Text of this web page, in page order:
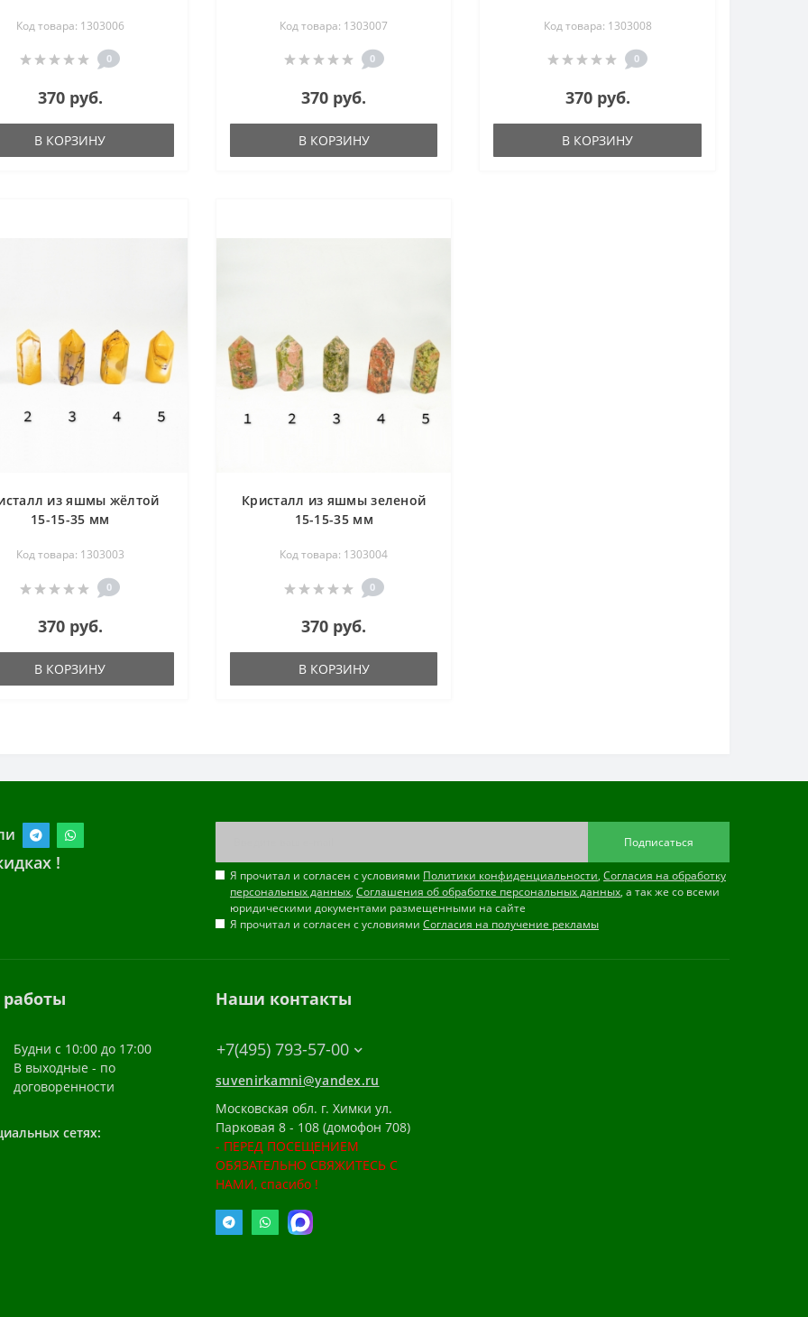
Код товара: 1303006
0
370 руб.
В КОРЗИНУ
Код товара: 1303007
0
370 руб.
В КОРЗИНУ
Код товара: 1303008
0
370 руб.
В КОРЗИНУ
из яшмы жёлтой
15-15-35 мм
Код товара: 1303003
0
370 руб.
В КОРЗИНУ
Кристалл из яшмы зеленой
15-15-35 мм
Код товара: 1303004
0
370 руб.
В КОРЗИНУ
!
Подписаться
Я прочитал и согласен с условиями Политики конфиденциальности, Согласия на обработку
персональных данных, Соглашения об обработке персональных данных, а так же со всеми
юридическими документами размещенными на сайте
Я прочитал и согласен с условиями Согласия на получение рекламы
Будни с 10:00 до 17:00
В выходные - по
договоренности
сетях:
Наши контакты
+7(495) 793-57-00
suvenirkamni@yandex.ru
Московская обл. г. Химки ул.
Парковая 8 - 108 (домофон 708)
- ПЕРЕД ПОСЕЩЕНИЕМ
ОБЯЗАТЕЛЬНО СВЯЖИТЕСЬ С
НАМИ, спасибо !